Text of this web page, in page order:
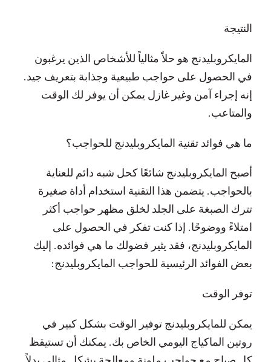
النتيجة
المايكروبليدنج هو حلاً مثالياً للأشخاص الذين يرغبون
في الحصول على حواجب طبيعية وجذابة بتعريف جيد.
إنه إجراء آمن وغير غازل يمكن أن يوفر لك الوقت
والمتاعب.
ما هي فوائد تقنية المايكروبليدنج للحواجب؟
أصبح المايكروبليدنج شائعًا كحل شبه دائم للعناية
بالحواجب. يتضمن هذا التقنية استخدام أداة صغيرة
تترك الصبغة على الجلد لخلق مظهر حواجب أكثر
امتلاءً ووضوحًا. إذا كنت تفكر في الحصول على
المايكروبليدنج، فقد يثير فضولك ما هي فوائده. إليك
بعض الفوائد الرئيسية للحواجب المايكروبليدنج:
توفر الوقت
يمكن للمايكروبليدنج توفير الوقت بشكل كبير في
روتين الماكياج اليومي الخاص بك. يمكنك أن تستيقظ